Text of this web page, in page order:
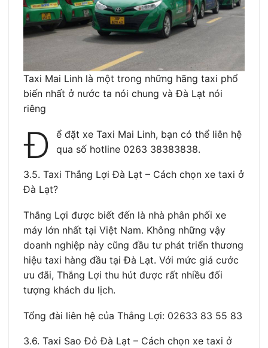
Taxi Mai Linh là một trong những hãng taxi phổ
biến nhất ở nước ta nói chung và Đà Lạt nói
riêng
Đ
ể đặt xe Taxi Mai Linh, bạn có thể liên hệ
qua số hotline 0263 38383838.
3.5. Taxi Thắng Lợi Đà Lạt – Cách chọn xe taxi ở
Đà Lạt?
Thắng Lợi được biết đến là nhà phân phối xe
máy lớn nhất tại Việt Nam. Không những vậy
doanh nghiệp này cũng đầu tư phát triển thương
hiệu taxi hàng đầu tại Đà Lạt. Với mức giá cước
ưu đãi, Thắng Lợi thu hút được rất nhiều đối
tượng khách du lịch.
Tổng đài liên hệ của Thắng Lợi: 02633 83 55 83
3.6. Taxi Sao Đỏ Đà Lạt – Cách chọn xe taxi ở